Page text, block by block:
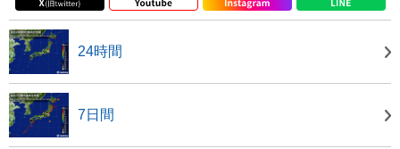
24時間
7日間